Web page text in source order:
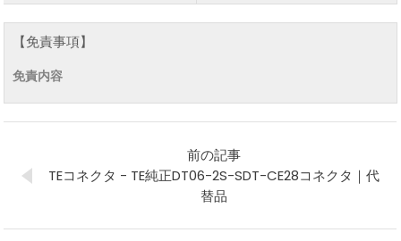
【免責事項】
免責内容
前の記事
TEコネクタ - TE純正DT06-2S-SDT-CE28コネクタ｜代
替品